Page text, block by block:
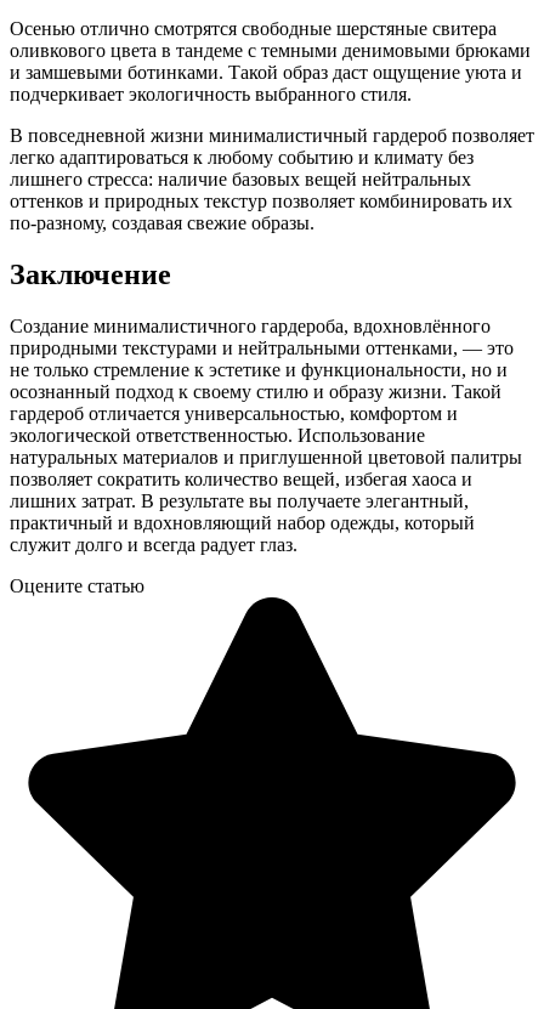
Осенью отлично смотрятся свободные шерстяные свитера
оливкового цвета в тандеме с темными денимовыми брюками
и замшевыми ботинками. Такой образ даст ощущение уюта и
подчеркивает экологичность выбранного стиля.
В повседневной жизни минималистичный гардероб позволяет
легко адаптироваться к любому событию и климату без
лишнего стресса: наличие базовых вещей нейтральных
оттенков и природных текстур позволяет комбинировать их
по-разному, создавая свежие образы.
Заключение
Создание минималистичного гардероба, вдохновлённого
природными текстурами и нейтральными оттенками, — это
не только стремление к эстетике и функциональности, но и
осознанный подход к своему стилю и образу жизни. Такой
гардероб отличается универсальностью, комфортом и
экологической ответственностью. Использование
натуральных материалов и приглушенной цветовой палитры
позволяет сократить количество вещей, избегая хаоса и
лишних затрат. В результате вы получаете элегантный,
практичный и вдохновляющий набор одежды, который
служит долго и всегда радует глаз.
Оцените статью